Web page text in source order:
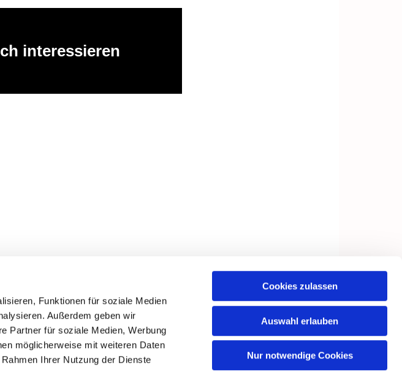
Funktionen für soziale Medien
Außerdem geben wir
Partner für soziale Medien, Werbung
möglicherweise mit weiteren Daten
Ihrer Nutzung der Dienste
Cookies zulassen
Auswahl erlauben
Nur notwendige Cookies
interessieren